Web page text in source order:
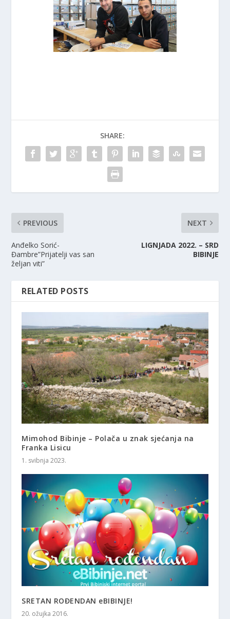
SHARE:
PREVIOUS
Anđelko Sorić-
Đambre”Prijatelji vas san
željan viti”
NEXT
LIGNJADA 2022. – SRD
BIBINJE
RELATED POSTS
Mimohod Bibinje – Polača u znak sjećanja na
Franka Lisicu
1. svibnja 2023.
SRETAN ROĐENDAN eBIBINJE!
20. ožujka 2016.